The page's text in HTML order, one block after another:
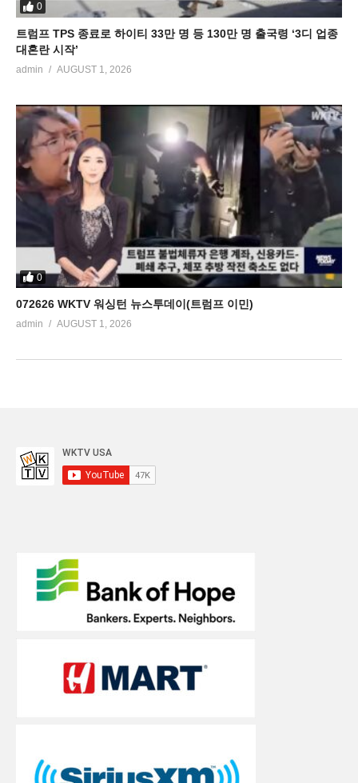
0
트럼프 TPS 종료로 하이티 33만 명 등 130만 명 출국령 ‘3디 업종
대혼란 시작’
admin AUGUST 1, 2026
0
072626 WKTV 워싱턴 뉴스투데이(트럼프 이민)
admin AUGUST 1, 2026